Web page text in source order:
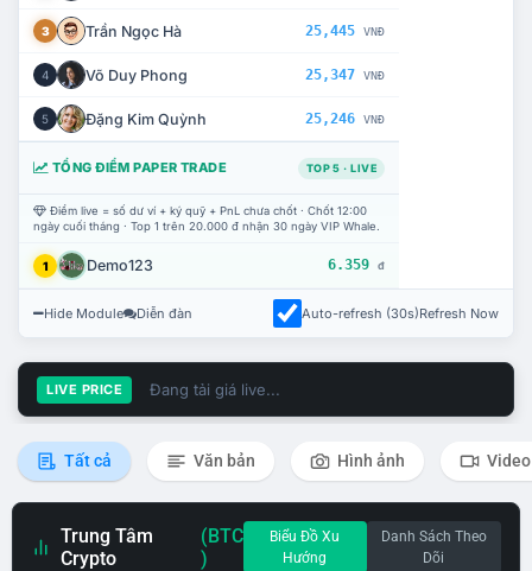
3 Trần Ngọc Hà 25,445 VNĐ
4 Võ Duy Phong 25,347 VNĐ
5 Đặng Kim Quỳnh 25,246 VNĐ
TỔNG ĐIỂM PAPER TRADE TOP 5 · LIVE
Điểm live = số dư ví + ký quỹ + PnL chưa chốt · Chốt 12:00
ngày cuối tháng · Top 1 trên 20.000 đ nhận 30 ngày VIP Whale.
1 Demo123 6.359 đ
Hide Module Diễn đàn Auto-refresh (30s)Refresh Now
LIVE PRICE Đang tải giá live...
Tất cả Văn bản Hình ảnh Video
Trung Tâm
Crypto
(BTC
)
Biểu Đồ Xu
Hướng
Danh Sách Theo
Dõi